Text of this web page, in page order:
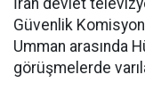
İran devlet
Güvenlik
Umman arasında
görüşmelerde